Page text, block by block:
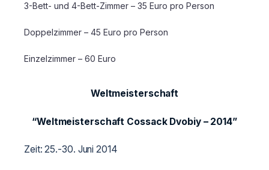
3-Bett- und 4-Bett-Zimmer – 35 Euro pro Person
Doppelzimmer – 45 Euro pro Person
Einzelzimmer – 60 Euro
Weltmeisterschaft
“Weltmeisterschaft Cossack Dvobiy – 2014”
Zeit: 25.-30. Juni 2014